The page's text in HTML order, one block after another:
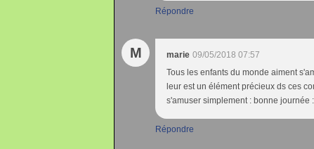
Répondre
M marie 09/05/2018 07:57
Tous les enfants du monde aiment
leur est un élément précieux ds ces
s'amuser simplement : bonne journée
Répondre